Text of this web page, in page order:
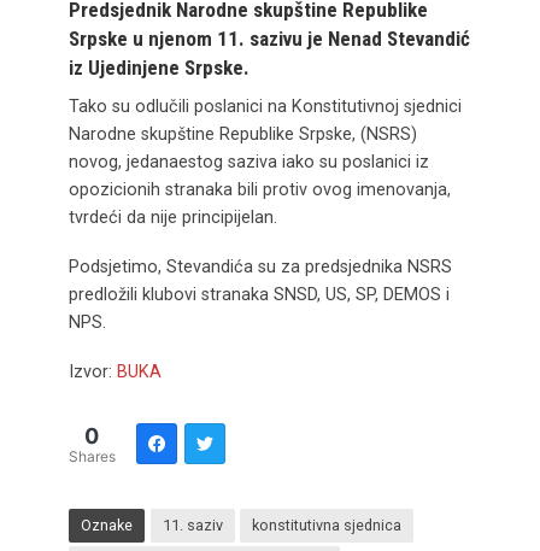
Predsjednik Narodne skupštine Republike
Srpske u njenom 11. sazivu je Nenad Stevandić
iz Ujedinjene Srpske.
Tako su odlučili poslanici na Konstitutivnoj sjednici
Narodne skupštine Republike Srpske, (NSRS)
novog, jedanaestog saziva iako su poslanici iz
opozicionih stranaka bili protiv ovog imenovanja,
tvrdeći da nije principijelan.
Podsjetimo, Stevandića su za predsjednika NSRS
predložili klubovi stranaka SNSD, US, SP, DEMOS i
NPS.
Izvor: BUKA
0
Shares
Oznake 11. saziv konstitutivna sjednica